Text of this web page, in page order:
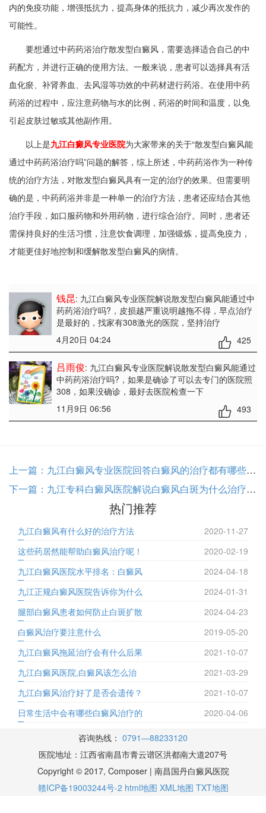
内的免疫功能，增强抵抗力，提高身体的抵抗力，减少再次发作的
可能性。
要想通过中药药浴治疗散发型白癜风，需要选择适合自己的中
药配方，并进行正确的使用方法。一般来说，患者可以选择具有活
血化瘀、补肾养血、去风湿等功效的中药材进行药浴。在使用中药
药浴的过程中，应注意药物与水的比例，药浴的时间和温度，以免
引起皮肤过敏或其他副作用。
以上是九江白癜风专业医院为大家带来的关于“散发型白癜风能
通过中药药浴治疗吗”问题的解答，综上所述，中药药浴作为一种传
统的治疗方法，对散发型白癜风具有一定的治疗的效果。但需要明
确的是，中药药浴并非是一种单一的治疗方法，患者还应结合其他
治疗手段，如口服药物和外用药物，进行综合治疗。同时，患者还
需保持良好的生活习惯，注意饮食调理，加强锻炼，提高免疫力，
才能更佳好地控制和缓解散发型白癜风的病情。
钱昆: 九江白癜风专业医院解说散发型白癜风能通过中
药药浴治疗吗? ，皮损越严重说明越拖不得，早点治疗
是最好的，找家有308激光的医院，坚持治疗
4月20日 04:24
425
吕雨俊: 九江白癜风专业医院解说散发型白癜风能通过
中药药浴治疗吗? ，如果是确诊了可以去专门的医院照
308，如果没确诊，最好去医院检查一下
11月9日 06:56
493
上一篇： 九江白癜风专业医院回答白癜风的治疗都有哪些雷区?
下一篇： 九江专科白癜风医院解说白癜风白斑为什么治疗后总是不好?
热门推荐
九江白癜风有什么好的治疗方法
2020-11-27
这些药居然能帮助白癜风治疗呢！
2020-02-19
九江白癜风医院水平排名：白癜风
2024-04-18
九江正规白癜风医院告诉你为什么
2024-01-31
腿部白癜风患者如何防止白斑扩散
2024-04-23
白癜风治疗要注意什么
2019-05-20
九江白癜风拖延治疗会有什么后果
2021-10-07
九江白癜风医院,白癜风该怎么治
2021-03-29
九江白癜风治疗好了是否会遗传？
2021-10-07
日常生活中会有哪些白癜风治疗的
2020-04-06
咨询热线： 0791—88233120
医院地址：江西省南昌市青云谱区洪都南大道207号
Copyright © 2017, Composer | 南昌国丹白癜风医院
赣ICP备19003244号-2 html地图 XML地图 TXT地图